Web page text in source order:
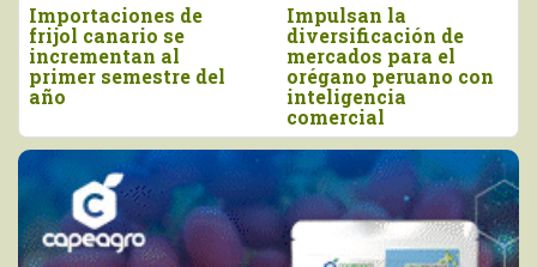
Importaciones de
frijol canario se
incrementan al
primer semestre del
año
Impulsan la
diversificación de
mercados para el
orégano peruano con
inteligencia
comercial